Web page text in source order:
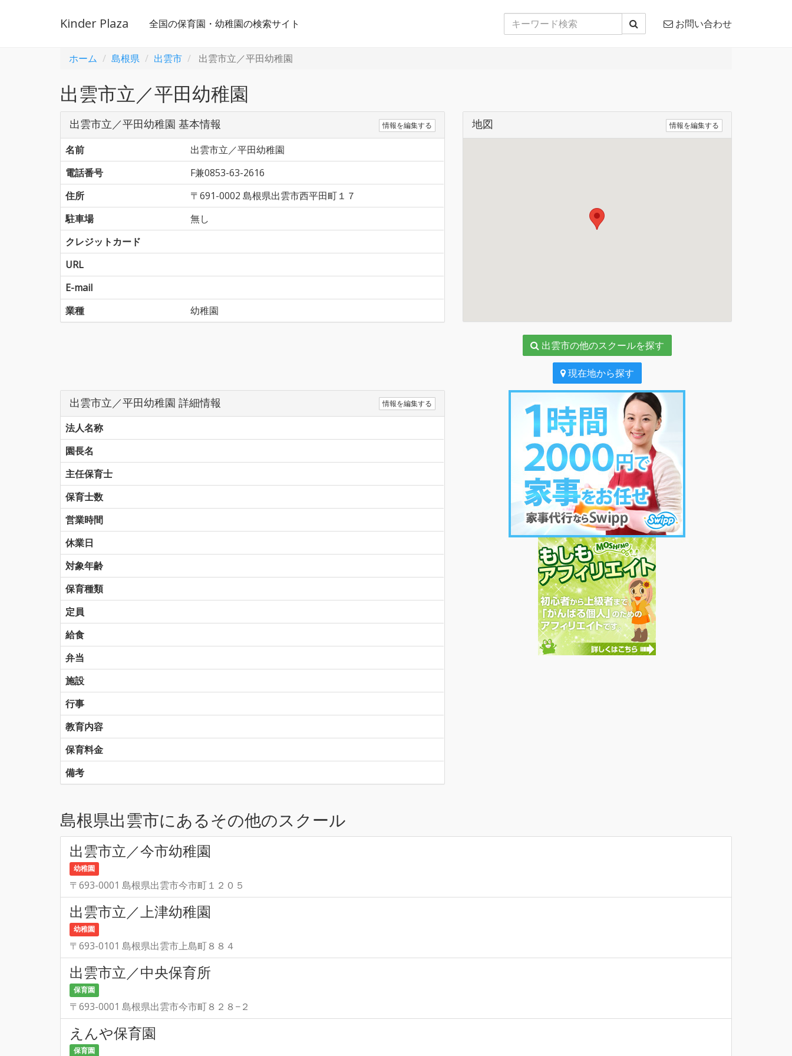
Kinder Plaza 全国の保育園・幼稚園の検索サイト お問い合わせ
ホーム 島根県 出雲市 出雲市立／平田幼稚園
出雲市立／平田幼稚園
出雲市立／平田幼稚園 基本情報 情報を編集する
名前
出雲市立／平田幼稚園
電話番号
F兼0853-63-2616
住所
〒691-0002 島根県出雲市西平田町１７
駐車場
無し
クレジットカード
URL
E-mail
業種
幼稚園
地図 情報を編集する
出雲市の他のスクールを探す
現在地から探す
出雲市立／平田幼稚園 詳細情報 情報を編集する
法人名称
園長名
主任保育士
保育士数
営業時間
休業日
対象年齢
保育種類
定員
給食
弁当
施設
行事
教育内容
保育料金
備考
島根県出雲市にあるその他のスクール
出雲市立／今市幼稚園
幼稚園
〒693-0001 島根県出雲市今市町１２０５
出雲市立／上津幼稚園
幼稚園
〒693-0101 島根県出雲市上島町８８４
出雲市立／中央保育所
保育園
〒693-0001 島根県出雲市今市町８２８−２
えんや保育園
保育園